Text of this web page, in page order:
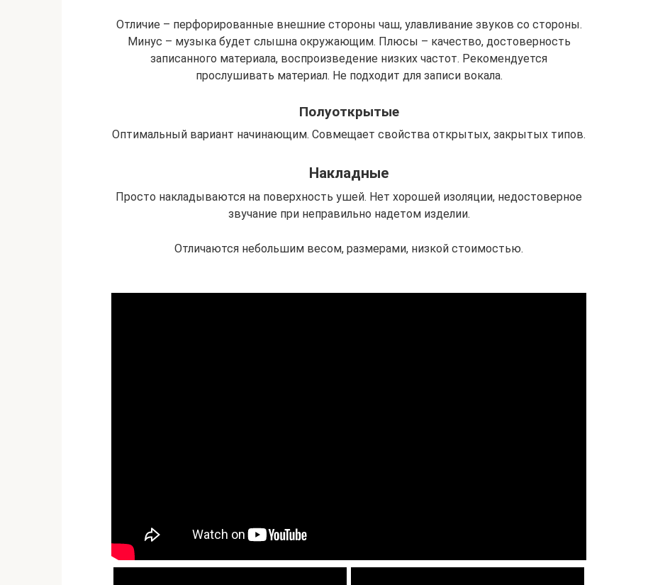
Отличие – перфорированные внешние стороны чаш, улавливание звуков со стороны.
Минус – музыка будет слышна окружающим. Плюсы – качество, достоверность
записанного материала, воспроизведение низких частот. Рекомендуется
прослушивать материал. Не подходит для записи вокала.
Полуоткрытые
Оптимальный вариант начинающим. Совмещает свойства открытых, закрытых типов.
Накладные
Просто накладываются на поверхность ушей. Нет хорошей изоляции, недостоверное
звучание при неправильно надетом изделии.
Отличаются небольшим весом, размерами, низкой стоимостью.